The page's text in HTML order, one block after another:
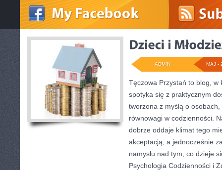
MAJ -
ADMIN
Tęczowa Przystań to blog, w
spotyka się z praktycznym
tworzona z myślą o
równowagi w codzienności.
dobrze oddaje klimat tego
akceptacją, a jednocześnie
namysłu nad tym, co dzieje
Psychologia Codzienności i